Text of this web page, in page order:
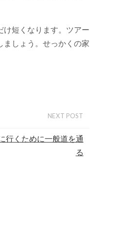
け短くなります。ツアー
ましょう。せっかくの家
NEXT POST
行くために一般道を通
る